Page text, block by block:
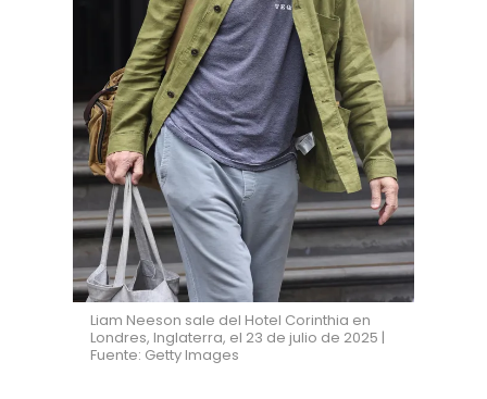
Liam Neeson sale del Hotel Corinthia en
Londres, Inglaterra, el 23 de julio de 2025 |
Fuente: Getty Images